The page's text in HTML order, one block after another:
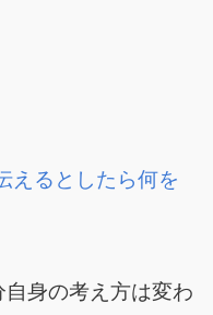
えるとしたら何を
身の考え方は変わ